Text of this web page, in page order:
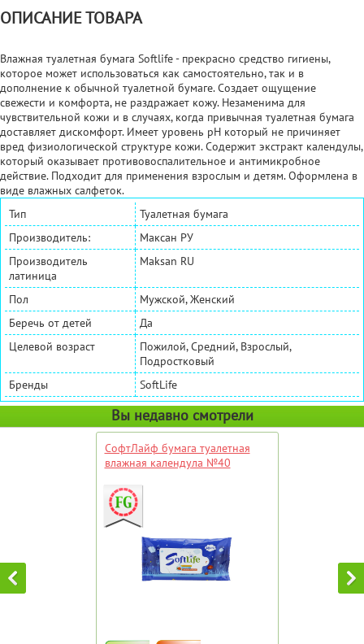
ОПИСАНИЕ ТОВАРА
Влажная туалетная бумага Softlife - прекрасно средство гигиены,
которое может использоваться как самостоятельно, так и в
дополнение к обычной туалетной бумаге. Создает ощущение
свежести и комфорта, не раздражает кожу. Незаменима для
чувствительной кожи и в случаях, когда привычная туалетная бумага
доставляет дискомфорт. Имеет уровень рН который не причиняет
вред физиологической структуре кожи. Содержит экстракт календулы,
который оказывает противовоспалительное и антимикробное
действие. Подходит для применения взрослым и детям. Оформлена в
виде влажных салфеток.
Тип
Туалетная бумага
Производитель:
Максан РУ
Производитель
латиница
Maksan RU
Пол
Мужской, Женский
Беречь от детей
Да
Целевой возраст
Пожилой, Средний, Взрослый,
Подростковый
Бренды
SoftLife
Вы недавно смотрели
СофтЛайф бумага туалетная
влажная календула №40